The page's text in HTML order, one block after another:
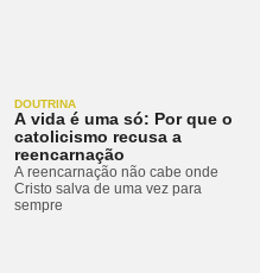
DOUTRINA
A vida é uma só: Por que o
catolicismo recusa a
reencarnação
A reencarnação não cabe onde
Cristo salva de uma vez para
sempre